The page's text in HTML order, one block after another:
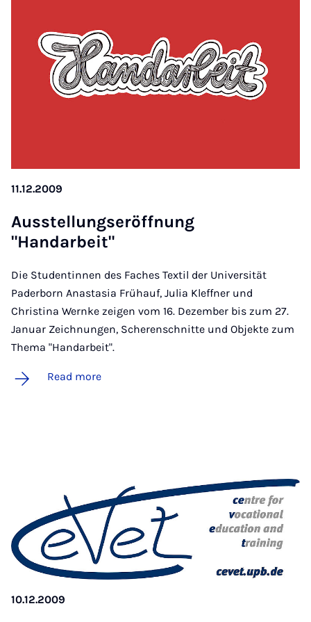
11.12.2009
Aus­s­tel­lung­ser­öffnung
"Handarbeit"
Die Studentinnen des Faches Textil der Universität
Paderborn Anastasia Frühauf, Julia Kleffner und
Christina Wernke zeigen vom 16. Dezember bis zum 27.
Januar Zeichnungen, Scherenschnitte und Objekte zum
Thema "Handarbeit".
Read more
10.12.2009